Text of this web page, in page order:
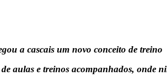
a cascais um novo conceito de treino
aulas e treinos acompanhados, onde